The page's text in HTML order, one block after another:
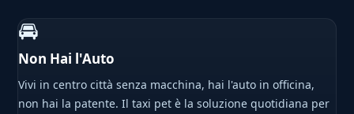
🚘
Non Hai l'Auto
Vivi in centro città senza macchina, hai l'auto in officina,
non hai la patente. Il taxi pet è la soluzione quotidiana per